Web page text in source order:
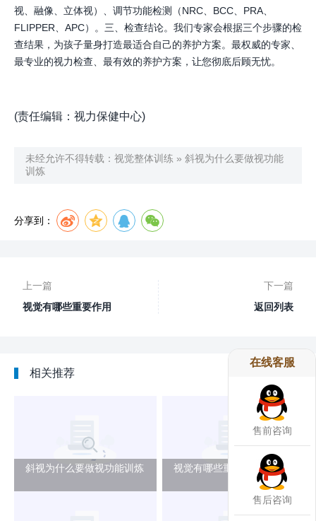
视、融像、立体视）、调节功能检测（NRC、BCC、PRA、
FLIPPER、APC）。三、检查结论。我们专家会根据三个步骤的检
查结果，为孩子量身打造最适合自己的养护方案。最权威的专家、
最专业的视力检查、最有效的养护方案，让您彻底后顾无忧。
(责任编辑：视力保健中心)
未经允许不得转载： 视觉整体训练 » 斜视为什么要做视功能
训炼
分享到：
上一篇
视觉有哪些重要作用
下一篇
返回列表
相关推荐
斜视为什么要做视功能训炼 视觉有哪些重要作用
在线客服
售前咨询
售后咨询